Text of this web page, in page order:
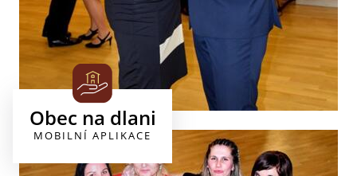
Obec na dlani
MOBILNÍ APLIKACE